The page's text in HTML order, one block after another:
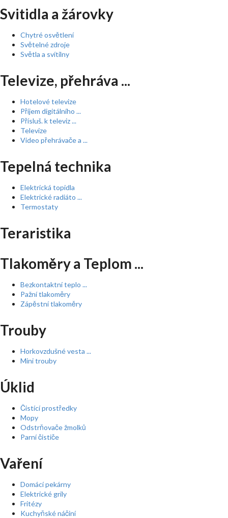
Svitidla a žárovky
Chytré osvětlení
Světelné zdroje
Světla a svítilny
Televize, přehráva ...
Hotelové televize
Příjem digitálního ...
Přísluš. k televiz ...
Televize
Video přehrávače a ...
Tepelná technika
Elektrická topidla
Elektrické radiáto ...
Termostaty
Teraristika
Tlakoměry a Teplom ...
Bezkontaktní teplo ...
Pažní tlakoměry
Zápěstní tlakoměry
Trouby
Horkovzdušné vesta ...
Mini trouby
Úklid
Čistící prostředky
Mopy
Odstrňovače žmolků
Parní čističe
Vaření
Domácí pekárny
Elektrické grily
Fritézy
Kuchyňské náčiní